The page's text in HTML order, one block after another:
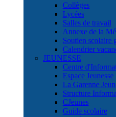
Collèges
Lycées
Salles de travail
Annexe de la
Soutien scolaire
Calendrier
JEUNESSE
Centre
Espace Jeunesse
La Garenne
Structure
CJeunes
Guide scolaire